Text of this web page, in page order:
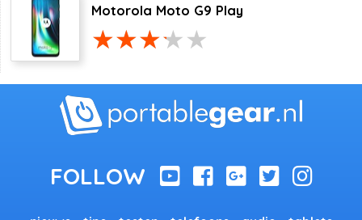
Motorola Moto G9 Play